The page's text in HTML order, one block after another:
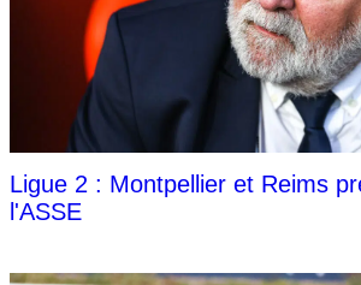
Ligue 2 : Montpellier et Reims
l'ASSE